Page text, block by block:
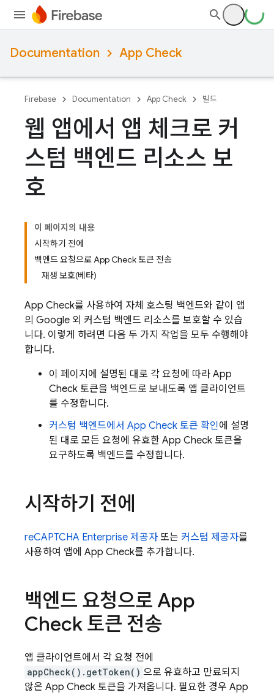
Documentation App Check
Firebase Documentation App Check 빌드
웹 앱에서 앱 체크로 커
스텀 백엔드 리소스 보
호
이 페이지의 내용
시작하기 전에
백엔드 요청으로 App Check 토큰 전송
재생 보호(베타)
App Check를 사용하여 자체 호스팅 백엔드와 같이 앱
의 Google 외 커스텀 백엔드 리소스를 보호할 수 있습
니다. 이렇게 하려면 다음 두 가지 작업을 모두 수행해야
합니다.
이 페이지에 설명된 대로 각 요청에 따라 App
Check 토큰을 백엔드로 보내도록 앱 클라이언트
를 수정합니다.
커스텀 백엔드에서 App Check 토큰 확인에 설명
된 대로 모든 요청에 유효한 App Check 토큰을
요구하도록 백엔드를 수정합니다.
시작하기 전에
reCAPTCHA Enterprise 제공자 또는 커스텀 제공자를
사용하여 앱에 App Check를 추가합니다.
백엔드 요청으로 App
Check 토큰 전송
앱 클라이언트에서 각 요청 전에
appCheck().getToken() 으로 유효하고 만료되지
않은 App Check 토큰을 가져옵니다. 필요한 경우 App